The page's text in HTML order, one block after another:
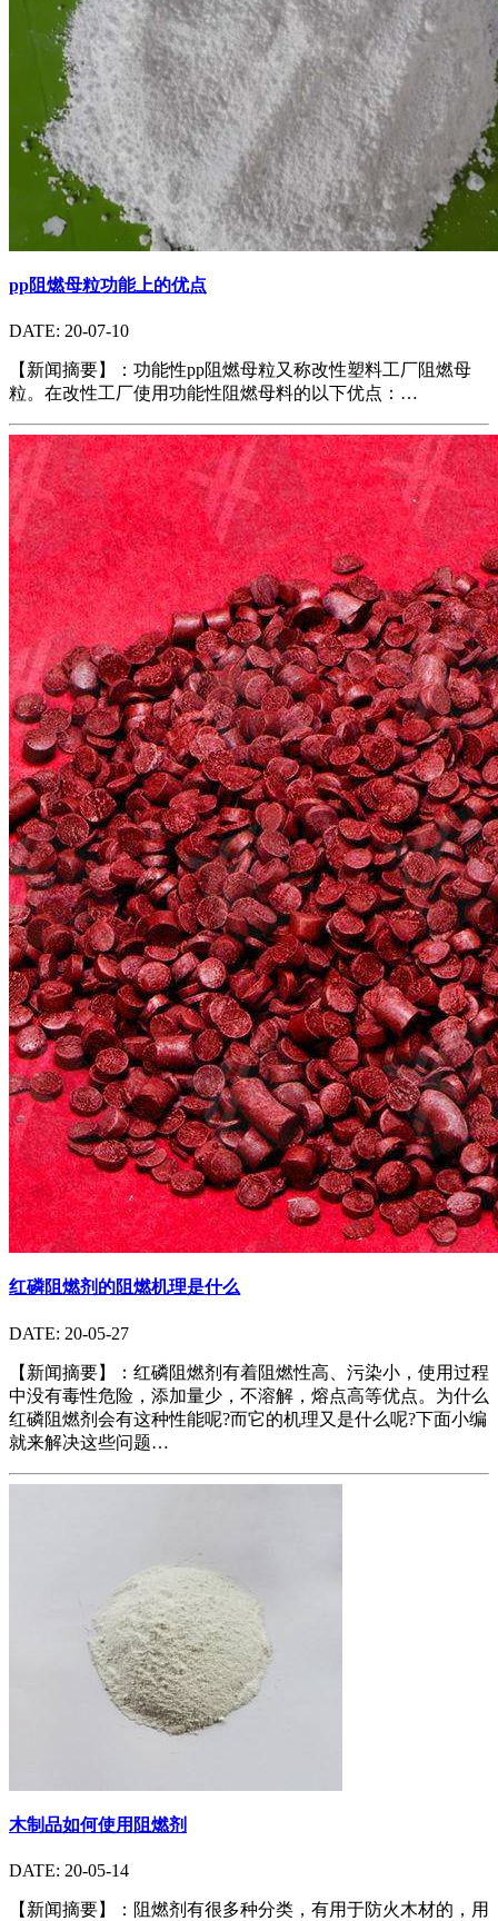
pp阻燃母粒功能上的优点
DATE: 20-07-10
【新闻摘要】：功能性pp阻燃母粒又称改性塑料工厂阻燃母
粒。在改性工厂使用功能性阻燃母料的以下优点：…
红磷阻燃剂的阻燃机理是什么
DATE: 20-05-27
【新闻摘要】：红磷阻燃剂有着阻燃性高、污染小，使用过程
中没有毒性危险，添加量少，不溶解，熔点高等优点。为什么
红磷阻燃剂会有这种性能呢?而它的机理又是什么呢?下面小编
就来解决这些问题…
木制品如何使用阻燃剂
DATE: 20-05-14
【新闻摘要】：阻燃剂有很多种分类，有用于防火木材的，用